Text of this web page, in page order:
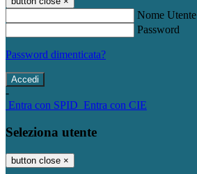
Nome Utente
Password
Password dimenticata?
-
Entra con SPID Entra con CIE
Seleziona utente
button close ×